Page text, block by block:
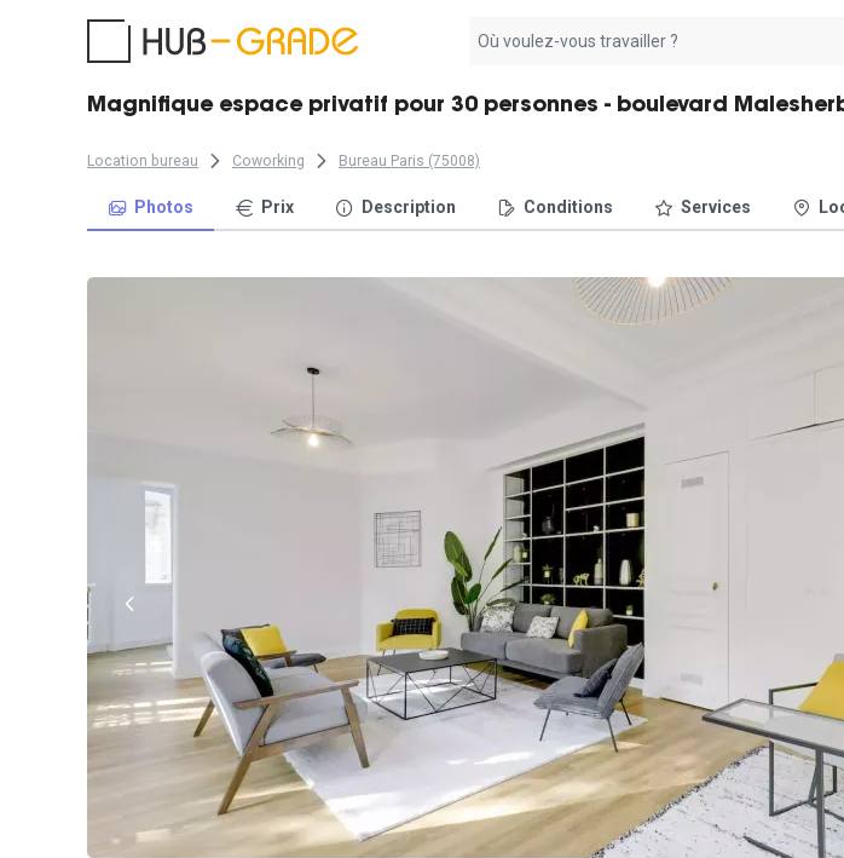
résultat
Magnifique espace privatif pour 30 personnes - boulevard
Location bureau Coworking Bureau Paris (75008)
Photos Prix Description Conditions Services